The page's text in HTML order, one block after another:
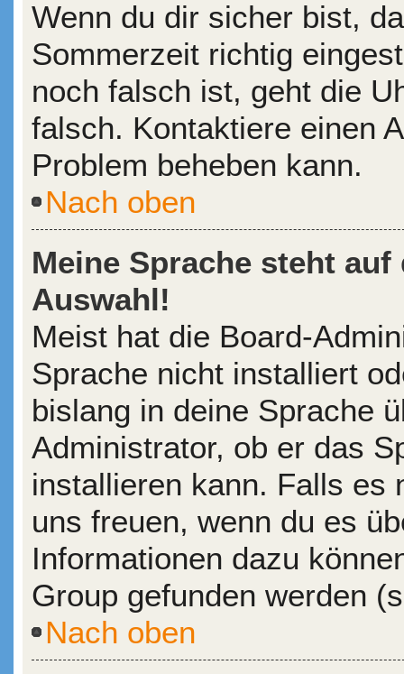
Wenn du dir sicher bist,
Sommerzeit richtig
noch falsch ist, geht die
falsch. Kontaktiere einen
Problem beheben kann.
Nach oben
Meine Sprache steht
Auswahl!
Meist hat die Board-
Sprache nicht installiert
bislang in deine Sprache
Administrator, ob er das
installieren kann. Falls es
uns freuen, wenn du es
Informationen dazu
Group gefunden werden
Nach oben